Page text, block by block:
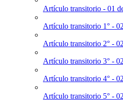
Artículo transitorio - 01
Artículo transitorio 1° -
Artículo transitorio 2° -
Artículo transitorio 3° -
Artículo transitorio 4° -
Artículo transitorio 5° -